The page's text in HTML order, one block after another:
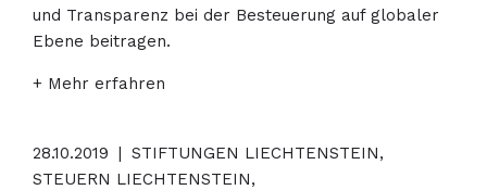
und Transparenz bei der Besteuerung auf globaler
Ebene beitragen.
+ Mehr erfahren
28.10.2019 | STIFTUNGEN LIECHTENSTEIN,
STEUERN LIECHTENSTEIN,